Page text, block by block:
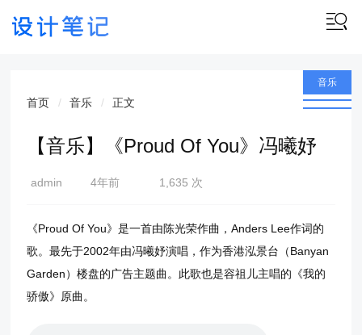
首页 音乐 正文
音乐
【音乐】《Proud Of You》冯曦妤
admin
4年前
04-20)
1,635 次
《Proud Of You》是一首由陈光荣作曲，Anders Lee作词的
歌。最先于2002年由冯曦妤演唱，作为香港泓景台（Banyan
Garden）楼盘的广告主题曲。此歌也是容祖儿主唱的《我的
骄傲》原曲。